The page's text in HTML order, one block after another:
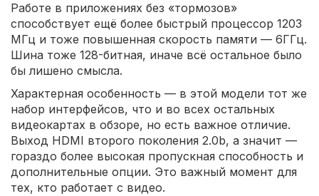
Работе в приложениях без «тормозов»
способствует ещё более быстрый процессор 1203
МГц и тоже повышенная скорость памяти — 6ГГц.
Шина тоже 128-битная, иначе всё остальное было
бы лишено смысла.
Характерная особенность — в этой модели тот же
набор интерфейсов, что и во всех остальных
видеокартах в обзоре, но есть важное отличие.
Выход HDMI второго поколения 2.0b, а значит —
гораздо более высокая пропускная способность и
дополнительные опции. Это важный момент для
тех, кто работает с видео.